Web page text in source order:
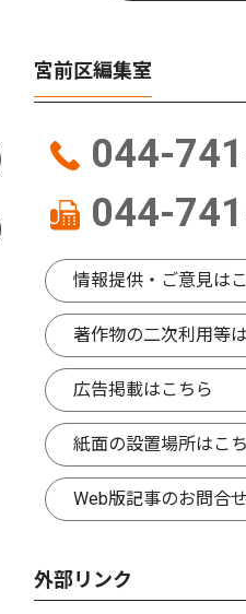
にインターナショナル
ル
宮前区編集室
044-
044-
情報提供・ご意見は
著作物の二次利用等
広告掲載はこちら
紙面の設置場所はこ
Web版記事のお問合
外部リンク